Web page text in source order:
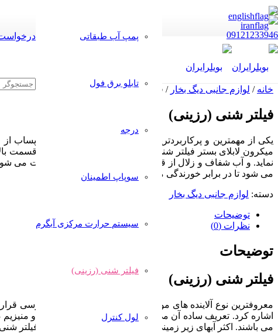
09121233946 پمپ آب طبقاتی
تابلو برق فول
درجه
سوپاپ اطمینان
سیستم حرارت مرکزی آبگرم
فیلتر شنی (رزینی)
لول کنترل
خانه / لوازم جانبی دیگ بخار / فیلتر شنی (رزینی)
فیلتر شنی (رزینی)
نماید. و آب شفاف و زلال از قسمت تحتانی فیلتر به بیرون هدایت
می شود تا در برابر خورندگی مقاوم شود .
دسته: لوازم جانبی دیگ بخار
توضیحات
نظرات (0)
توضیحات
فیلتر شنی (رزینی)
معروفترین نوع آلاینده های موجود در آب که می تواند مورد
اشاره کرد. تعریف ساده آن می‌توان گفت مجموعه یون کلسیم و
می باشند. اکثر آبهای زیر زمینی دارای سختی بالایی می باشند. /فیلتر شنی